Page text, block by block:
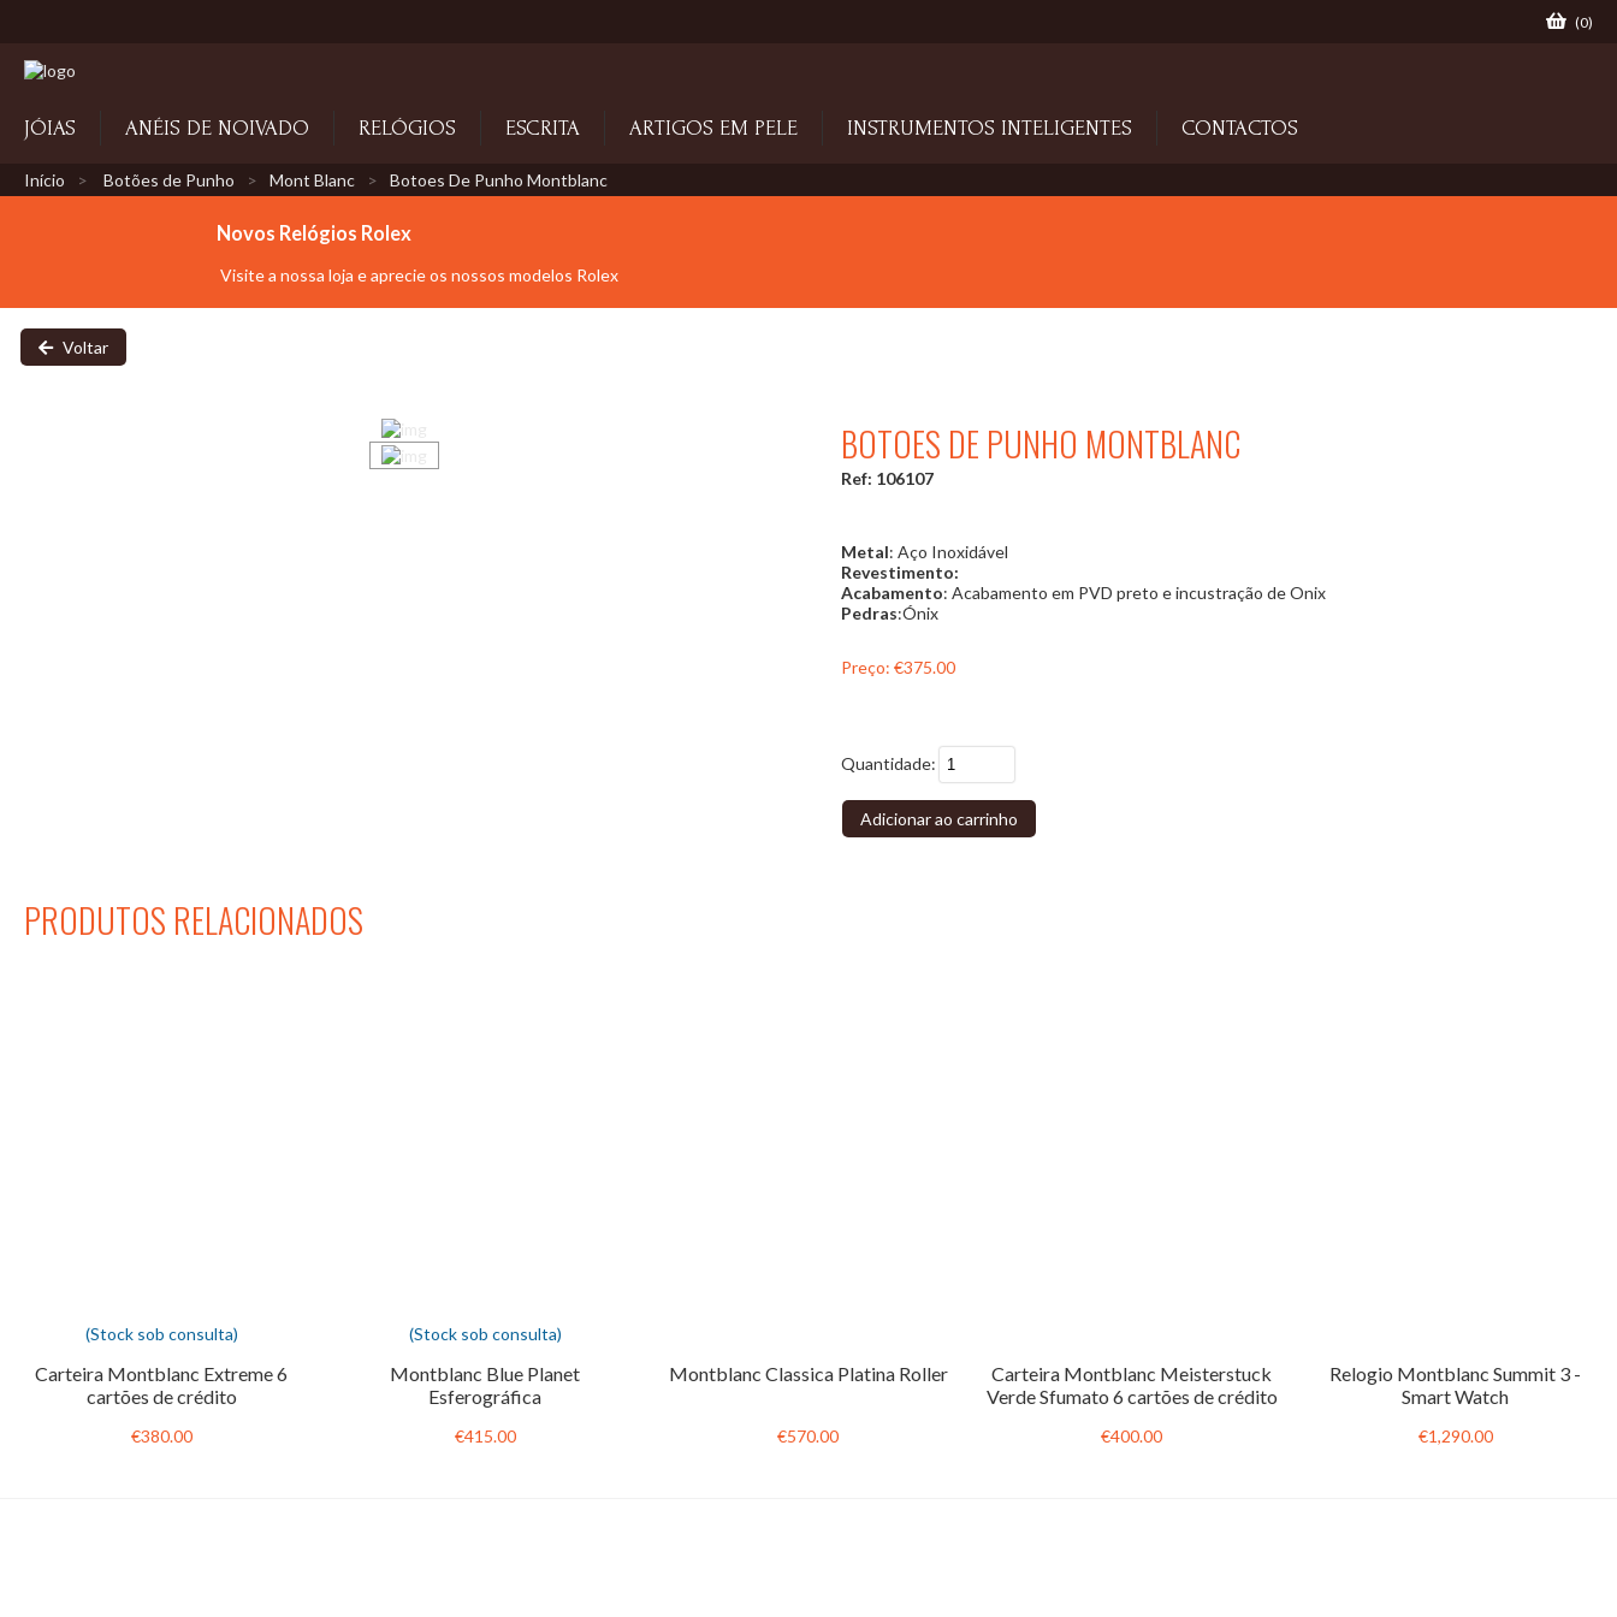
(0)
JÓIAS ANÉIS DE NOIVADO RELÓGIOS ESCRITA ARTIGOS EM PELE INSTRUMENTOS INTELIGENTES CONTACTOS
Início Botões de Punho Mont Blanc Botoes De Punho Montblanc
Novos Relógios Rolex
Visite a nossa loja e aprecie os nossos modelos Rolex
Voltar
BOTOES DE PUNHO MONTBLANC
Ref: 106107
Metal: Aço Inoxidável
Revestimento:
Acabamento: Acabamento em PVD preto e incustração de Onix
Pedras:Ónix
Preço: €375.00
Quantidade:
Adicionar ao carrinho
PRODUTOS RELACIONADOS
(Stock sob consulta)
Carteira Montblanc Extreme 6
cartões de crédito
€380.00
(Stock sob consulta)
Montblanc Blue Planet
Esferográfica
€415.00
Montblanc Classica Platina Roller
€570.00
Carteira Montblanc Meisterstuck
Verde Sfumato 6 cartões de crédito
€400.00
Relogio Montblanc Summit 3 -
Smart Watch
€1,290.00